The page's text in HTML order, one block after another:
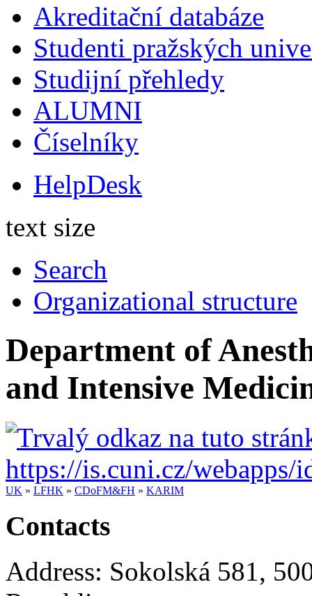
Akreditační databáze
Studenti pražských
Studijní přehledy
ALUMNI
Číselníky
HelpDesk
text size
Search
Organizational structure
Department of
and Intensive
UK » LFHK » CDoFM&FH » KARIM
Contacts
Address: Sokolská 581,